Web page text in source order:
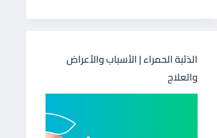
الذئبة الحمراء | الأسباب والأعراض
والعلاج